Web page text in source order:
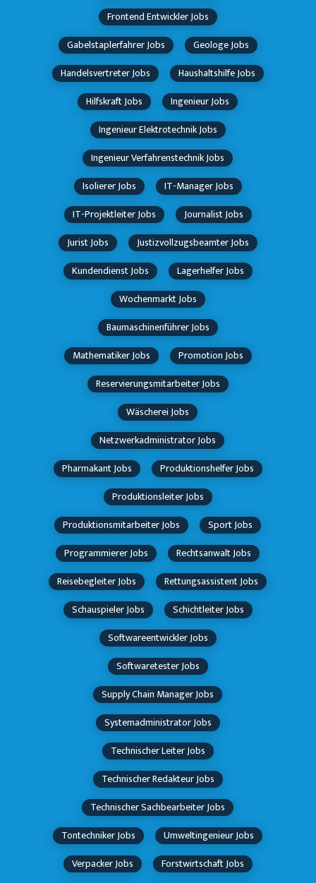
Frontend Entwickler Jobs
Gabelstaplerfahrer Jobs
Geologe Jobs
Handelsvertreter Jobs
Haushaltshilfe Jobs
Hilfskraft Jobs
Ingenieur Jobs
Ingenieur Elektrotechnik Jobs
Ingenieur Verfahrenstechnik Jobs
Isolierer Jobs
IT-Manager Jobs
IT-Projektleiter Jobs
Journalist Jobs
Jurist Jobs
Justizvollzugsbeamter Jobs
Kundendienst Jobs
Lagerhelfer Jobs
Wochenmarkt Jobs
Baumaschinenführer Jobs
Mathematiker Jobs
Promotion Jobs
Reservierungsmitarbeiter Jobs
Wäscherei Jobs
Netzwerkadministrator Jobs
Pharmakant Jobs
Produktionshelfer Jobs
Produktionsleiter Jobs
Produktionsmitarbeiter Jobs
Sport Jobs
Programmierer Jobs
Rechtsanwalt Jobs
Reisebegleiter Jobs
Rettungsassistent Jobs
Schauspieler Jobs
Schichtleiter Jobs
Softwareentwickler Jobs
Softwaretester Jobs
Supply Chain Manager Jobs
Systemadministrator Jobs
Technischer Leiter Jobs
Technischer Redakteur Jobs
Technischer Sachbearbeiter Jobs
Tontechniker Jobs
Umweltingenieur Jobs
Verpacker Jobs
Forstwirtschaft Jobs